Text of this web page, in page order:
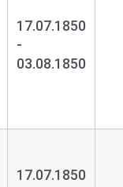
17.07.1850
-
03.08.1850
17.07.1850